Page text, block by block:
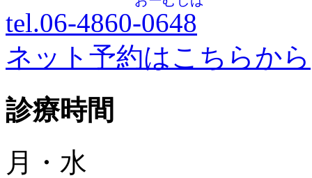
tel.06-4860-0648
ネット予約はこちらから
診療時間
月・水